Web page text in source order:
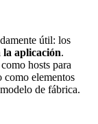
útil: los
la aplicación.
hosts para
como elementos
de fábrica.